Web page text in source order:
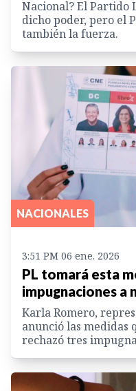
Nacional? El
dicho poder, pero el
también la fuerza.
NACIONALES
3:51 PM 06 ene. 2026
PL tomará esta
impugnaciones a
Karla Romero,
anunció las medidas
rechazó tres